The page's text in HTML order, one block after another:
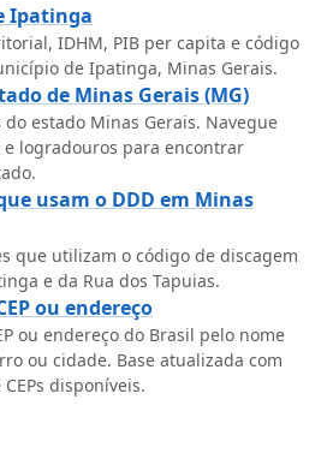
Ipatinga
IDHM, PIB per capita e código
de Ipatinga, Minas Gerais.
de Minas Gerais (MG)
estado Minas Gerais. Navegue
logradouros para encontrar
usam o DDD em Minas
que utilizam o código de discagem
e da Rua dos Tapuias.
ou endereço
ou endereço do Brasil pelo nome
ou cidade. Base atualizada com
disponíveis.